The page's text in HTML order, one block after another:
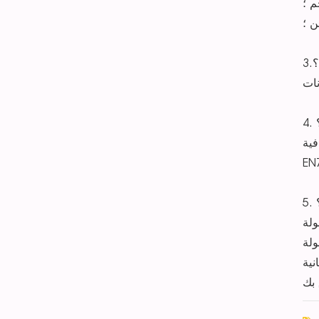
؛
؛